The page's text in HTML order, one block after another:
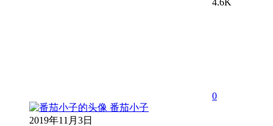
4.6K
0
番茄小子
2019年11月3日